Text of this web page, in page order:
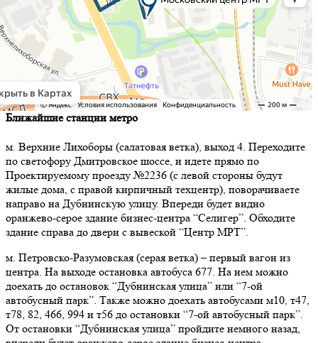
Ближайшие станции метро
м. Верхние Лихоборы (салатовая ветка), выход 4. Переходите
по светофору Дмитровское шоссе, и идете прямо по
Проектируемому проезду №2236 (с левой стороны будут
жилые дома, с правой кирпичный техцентр), поворачиваете
направо на Дубнинскую улицу. Впереди будет видно
оранжево-серое здание бизнес-центра “Селигер”. Обходите
здание справа до двери с вывеской “Центр МРТ”.
м. Петровско-Разумовская (серая ветка) – первый вагон из
центра. На выходе остановка автобуса 677. На нем можно
доехать до остановок “Дубнинская улица” или “7-ой
автобусный парк”. Также можно доехать автобусами м10, т47,
т78, 82, 466, 994 и т56 до остановки “7-ой автобусный парк”.
От остановки “Дубнинская улица” пройдите немного назад,